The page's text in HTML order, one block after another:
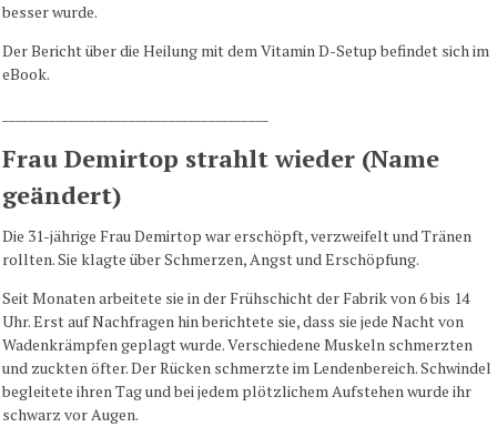
besser wurde.
Der Bericht über die Heilung mit dem Vitamin D-Setup befindet sich im
eBook.
Frau Demirtop strahlt wieder (Name
geändert)
Die 31-jährige Frau Demirtop war erschöpft, verzweifelt und Tränen
rollten. Sie klagte über Schmerzen, Angst und Erschöpfung.
Seit Monaten arbeitete sie in der Frühschicht der Fabrik von 6 bis 14
Uhr. Erst auf Nachfragen hin berichtete sie, dass sie jede Nacht von
Wadenkrämpfen geplagt wurde. Verschiedene Muskeln schmerzten
und zuckten öfter. Der Rücken schmerzte im Lendenbereich. Schwindel
begleitete ihren Tag und bei jedem plötzlichem Aufstehen wurde ihr
schwarz vor Augen.